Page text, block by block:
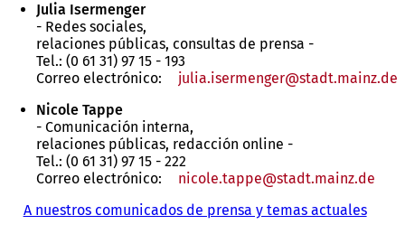
Julia Isermenger
- Redes sociales,
relaciones públicas, consultas de prensa -
Tel.: (0 61 31) 97 15 - 193
Correo electrónico:
julia.isermenger stadt.mainz de
Nicole Tappe
- Comunicación interna,
relaciones públicas, redacción online -
Tel.: (0 61 31) 97 15 - 222
Correo electrónico:
nicole.tappe stadt.mainz de
A nuestros comunicados de prensa y temas actuales